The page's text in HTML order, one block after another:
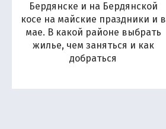
Бердянске и на Бердянской
косе на майские праздники и в
мае. В какой районе выбрать
жилье, чем заняться и как
добраться